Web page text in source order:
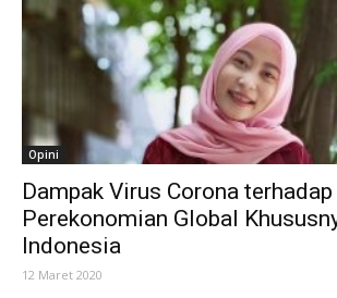
Opini
Dampak Virus Corona terhadap
Perekonomian Global
Indonesia
12 Maret 2020